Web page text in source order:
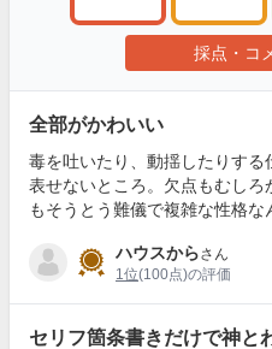
採点・コ
全部がかわいい
毒を吐いたり、動揺したりす
表せないところ。欠点もむし
もそうとう難儀で複雑な性格な
ハウスからさん
1位(100点)の評価
セリフ箇条書きだけで神と